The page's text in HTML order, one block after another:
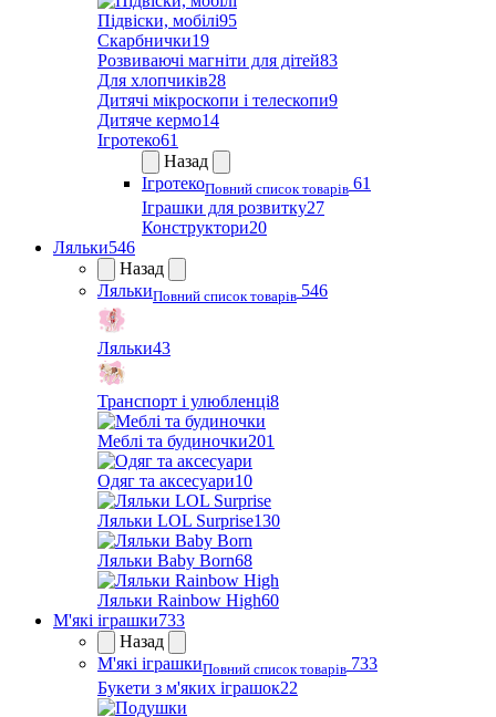
Підвіски, мобілі95
Скарбнички19
Розвиваючі магніти для дітей83
Для хлопчиків28
Дитячі мікроскопи і телескопи9
Дитяче кермо14
Ігротеко61
Назад
ІгротекоПовний список товарів 61
Іграшки для розвитку27
Конструктори20
Ляльки546
Назад
ЛялькиПовний список товарів 546
Ляльки43
Транспорт і улюбленці8
Меблі та будиночки201
Одяг та аксесуари10
Ляльки LOL Surprise130
Ляльки Baby Born68
Ляльки Rainbow High60
М'які іграшки733
Назад
М'які іграшкиПовний список товарів 733
Букети з м'яких іграшок22